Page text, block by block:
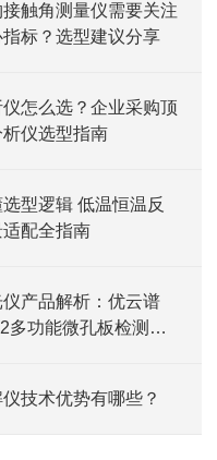
触角测量仪需要关注
标？选型建议分享
怎么选？企业采购顶
仪选型指南
型逻辑 低温恒温反
配全指南
产品解析：优云谱
多功能微孔板检测仪
技术优势有哪些？